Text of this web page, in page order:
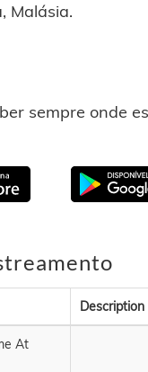
Malásia.
sempre onde
Description
At